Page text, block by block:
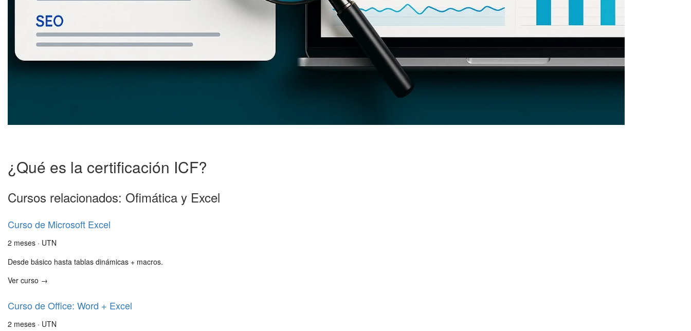
¿Qué es la certificación ICF?
Cursos relacionados: Ofimática y Excel
Curso de Microsoft Excel
2 meses · UTN
Desde básico hasta tablas dinámicas + macros.
Ver curso →
Curso de Office: Word + Excel
2 meses · UTN